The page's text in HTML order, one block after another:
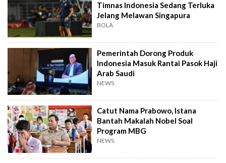
Timnas Indonesia Sedang Terluka
Jelang Melawan Singapura
BOLA
Pemerintah Dorong Produk
Indonesia Masuk Rantai Pasok Haji
Arab Saudi
NEWS
Catut Nama Prabowo, Istana
Bantah Makalah Nobel Soal
Program MBG
NEWS